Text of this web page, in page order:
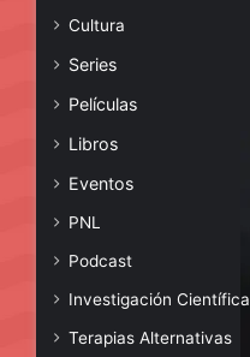
Cultura
Series
Películas
Libros
Eventos
PNL
Podcast
Investigación Científica
Terapias Alternativas